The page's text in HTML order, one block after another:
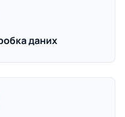
даних